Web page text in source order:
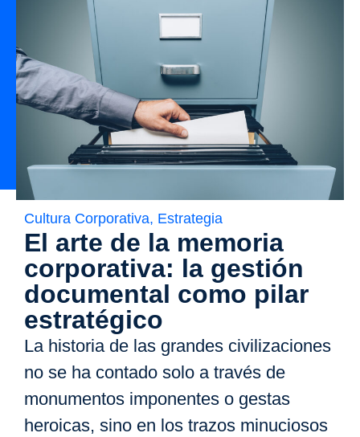
Cultura Corporativa, Estrategia
El arte de la memoria
corporativa: la gestión
documental como pilar
estratégico
La historia de las grandes civilizaciones
no se ha contado solo a través de
monumentos imponentes o gestas
heroicas, sino en los trazos minuciosos